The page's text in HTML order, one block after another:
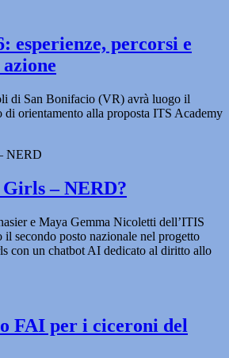
esperienze, percorsi e
di San Bonifacio (VR) avrà luogo il
orientamento alla proposta ITS Academy
– NERD?
e Maya Gemma Nicoletti dell’ITIS
il secondo posto nazionale nel progetto
con un chatbot AI dedicato al diritto allo
FAI per i ciceroni del